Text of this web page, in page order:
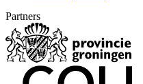
Partners